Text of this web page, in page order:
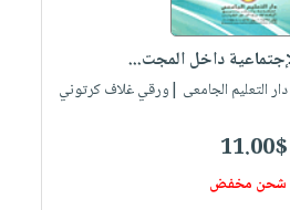
داخل المجت...
التعليم الجامعى |ورقي غلاف كرتوني
11.00$
شحن مخفض